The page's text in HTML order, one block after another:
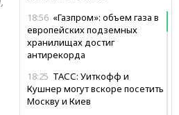
18:56 «Газпром»: объем газа в
европейских подземных
хранилищах достиг
антирекорда
18:25 ТАСС: Уиткофф и
Кушнер могут вскоре посетить
Москву и Киев